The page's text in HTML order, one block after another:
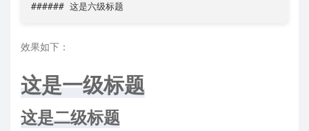
###### 这是六级标题
效果如下：
这是一级标题
这是二级标题